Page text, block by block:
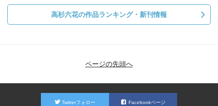
高杉六花の作品ランキング・新刊情報
ページの先頭へ
Twitterフォロー Facebookページ